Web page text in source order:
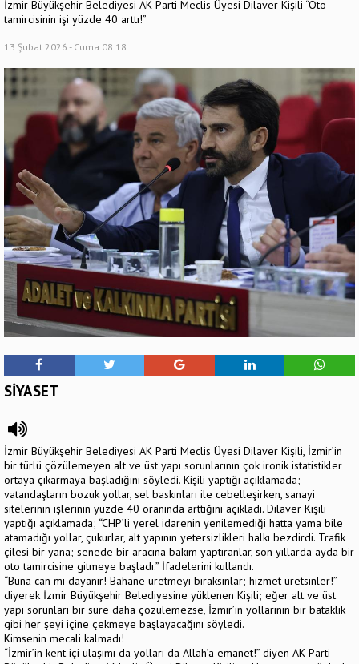
İzmir Büyükşehir Belediyesi AK Parti Meclis Üyesi Dilaver Kişili “Oto
tamircisinin işi yüzde 40 arttı!”
13 Şubat 2026 - Cuma 08:18
SİYASET
İzmir Büyükşehir Belediyesi AK Parti Meclis Üyesi Dilaver Kişili, İzmir’in
bir türlü çözülemeyen alt ve üst yapı sorunlarının çok ironik istatistikler
ortaya çıkarmaya başladığını söyledi. Kişili yaptığı açıklamada;
vatandaşların bozuk yollar, sel baskınları ile cebelleşirken, sanayi
sitelerinin işlerinin yüzde 40 oranında arttığını açıkladı. Dilaver Kişili
yaptığı açıklamada; “CHP’li yerel idarenin yenilemediği hatta yama bile
atamadığı yollar, çukurlar, alt yapının yetersizlikleri halkı bezdirdi. Trafik
çilesi bir yana; senede bir aracına bakım yaptıranlar, son yıllarda ayda bir
oto tamircisine gitmeye başladı.” İfadelerini kullandı.
“Buna can mı dayanır! Bahane üretmeyi bıraksınlar; hizmet üretsinler!”
diyerek İzmir Büyükşehir Belediyesine yüklenen Kişili; eğer alt ve üst
yapı sorunları bir süre daha çözülemezse, İzmir’in yollarının bir bataklık
gibi her şeyi içine çekmeye başlayacağını söyledi.
Kimsenin mecali kalmadı!
“İzmir’in kent içi ulaşımı da yolları da Allah’a emanet!” diyen AK Parti